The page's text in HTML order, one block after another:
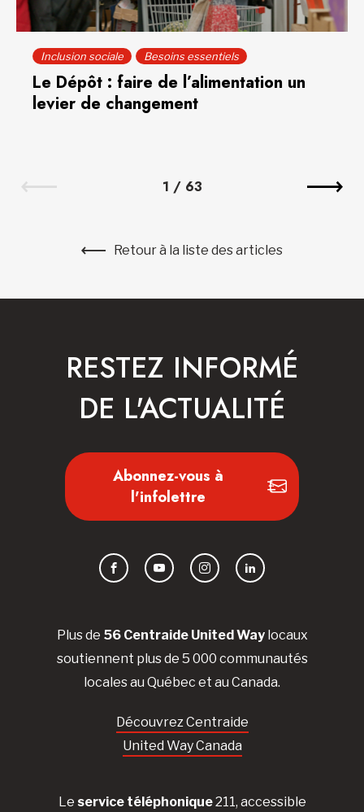
Inclusion sociale Besoins essentiels
Le Dépôt : faire de l’alimentation un
levier de changement
1 / 63
Retour à la liste des articles
Plus de 56 Centraide United Waylocaux
soutiennent plus de 5 000 communautés
locales au Québec et au Canada.
Découvrez Centraide
United Way Canada
Le service téléphonique211, accessible
RESTEZ INFORMÉ
DE L'ACTUALITÉ
Abonnez-vous à
l'infolettre
FacebookYouTubeInstagramLinkedIn